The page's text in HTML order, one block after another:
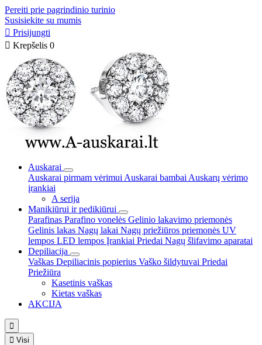
Pereiti prie pagrindinio turinio
Susisiekite su mumis
 Prisijungti
 Krepšelis 0
Auskarai
Auskarai pirmam vėrimui Auskarai bambai Auskarų vėrimo
įrankiai
A serija
Manikiūrui ir pedikiūrui
Parafinas Parafino vonelės Gelinio lakavimo priemonės
Gelinis lakas Nagų lakai Nagų priežiūros priemonės UV
lempos LED lempos Įrankiai Priedai Nagų šlifavimo aparatai
Depiliacija
Vaškas Depiliacinis popierius Vaško šildytuvai Priedai
Priežiūra
Kasetinis vaškas
Kietas vaškas
AKCIJA

 Visi